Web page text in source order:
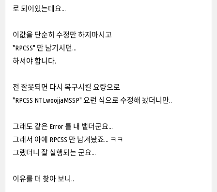
로 되어있는데요...
이값을 단순히 수정만 하지마시고
"RPCSS" 만 남기시던...
하셔야 합니다.
전 잘못되면 다시 복구시킬 요량으로
"RPCSS NTLwoojjaMSSP" 요런 식으로 수정해 놨더니만..
그래도 같은 Error 를 내 뱉더군요...
그래서 아예 RPCSS 만 남겨놨죠... ㅋㅋ
그랬더니 잘 실행되는 군요...
이유를 더 찾아 보니..